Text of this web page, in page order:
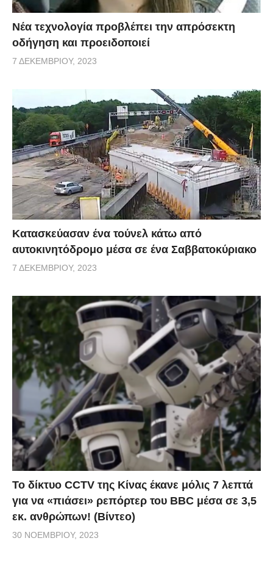
Νέα τεχνολογία προβλέπει την απρόσεκτη
οδήγηση και προειδοποιεί
7 ΔΕΚΕΜΒΡΊΟΥ, 2023
Κατασκεύασαν ένα τούνελ κάτω από
αυτοκινητόδρομο μέσα σε ένα Σαββατοκύριακο
7 ΔΕΚΕΜΒΡΊΟΥ, 2023
Το δίκτυο CCTV της Κίνας έκανε μόλις 7 λεπτά
για να «πιάσει» ρεπόρτερ του BBC μέσα σε 3,5
εκ. ανθρώπων! (Βίντεο)
30 ΝΟΕΜΒΡΊΟΥ, 2023